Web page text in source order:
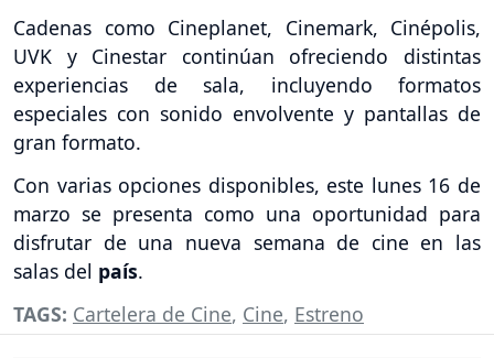
Cadenas como Cineplanet, Cinemark, Cinépolis,
UVK y Cinestar continúan ofreciendo distintas
experiencias de sala, incluyendo formatos
especiales con sonido envolvente y pantallas de
gran formato.
Con varias opciones disponibles, este lunes 16 de
marzo se presenta como una oportunidad para
disfrutar de una nueva semana de cine en las
salas del país.
TAGS: Cartelera de Cine, Cine, Estreno